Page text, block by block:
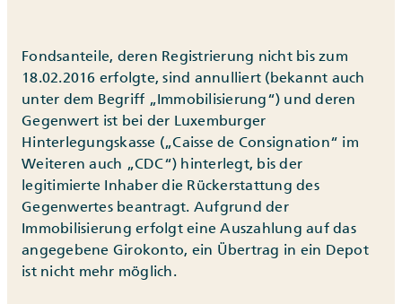
Fondsanteile, deren Registrierung nicht bis zum
18.02.2016 erfolgte, sind annulliert (bekannt auch
unter dem Begriff „Immobilisierung“) und deren
Gegenwert ist bei der Luxemburger
Hinterlegungskasse („Caisse de Consignation“ im
Weiteren auch „CDC“) hinterlegt, bis der
legitimierte Inhaber die Rückerstattung des
Gegenwertes beantragt. Aufgrund der
Immobilisierung erfolgt eine Auszahlung auf das
angegebene Girokonto, ein Übertrag in ein Depot
ist nicht mehr möglich.